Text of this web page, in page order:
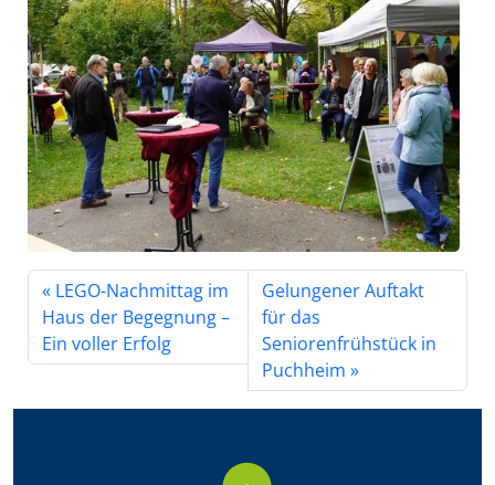
LEGO-Nachmittag im
Haus der Begegnung –
Ein voller Erfolg
Gelungener Auftakt
für das
Seniorenfrühstück in
Puchheim